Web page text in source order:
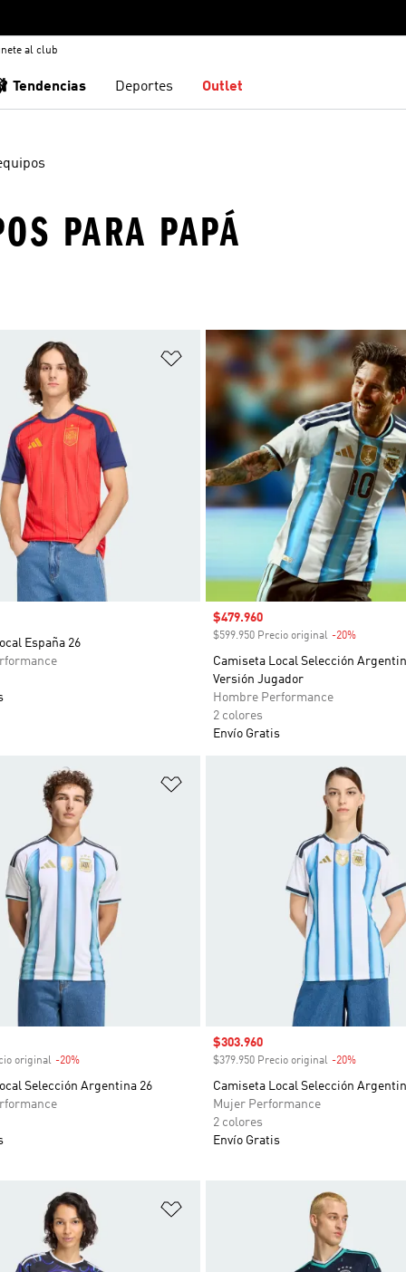
al club
Tendencias Deportes Outlet
PARA PAPÁ
de deseos Añadir a la lista de deseos
España 26
Precio de venta
$479.960
$599.950 Precio original -20%
Camiseta Local Selección
Versión Jugador
Hombre Performance
2 colores
Envío Gratis
de deseos Añadir a la lista de deseos
original -20%Descuento
Selección Argentina 26
Precio de venta
$303.960
$379.950 Precio original -20%
Camiseta Local Selección
Mujer Performance
2 colores
Envío Gratis
de deseos Añadir a la lista de deseos